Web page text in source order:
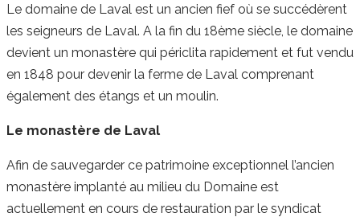
Le domaine de Laval est un ancien fief où se succédèrent
les seigneurs de Laval. A la fin du 18ème siècle, le domaine
devient un monastère qui périclita rapidement et fut vendu
en 1848 pour devenir la ferme de Laval comprenant
également des étangs et un moulin.
Le monastère de Laval
Afin de sauvegarder ce patrimoine exceptionnel l’ancien
monastère implanté au milieu du Domaine est
actuellement en cours de restauration par le syndicat